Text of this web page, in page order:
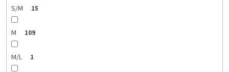
S/M 15
M 109
M/L 1